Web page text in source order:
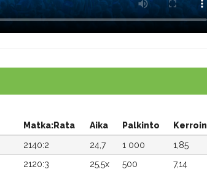
Matka:Rata Aika Palkinto
Kerroin
2140:2 24,7 1 000
1,85
2120:3 25,5x 500 7,14